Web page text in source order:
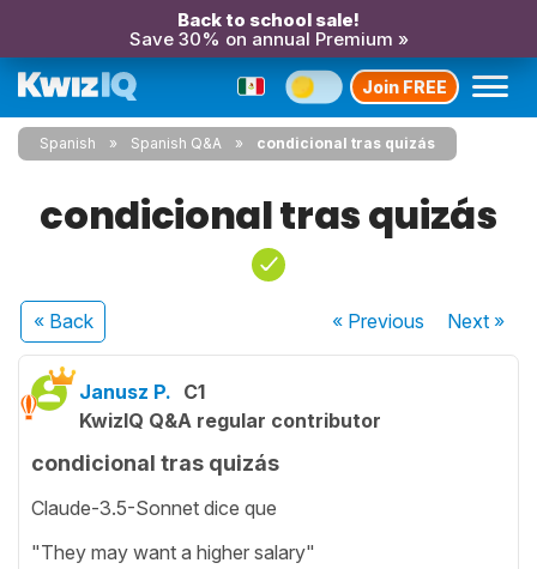
Back to school sale!
Save 30% on annual Premium »
Join FREE
Spanish Spanish Q&A condicional tras quizás
condicional tras quizás
« Back « Previous Next»
Janusz P. C1
KwizIQ Q&A regular contributor
condicional tras quizás
Claude-3.5-Sonnet dice que
"They may want a higher salary"